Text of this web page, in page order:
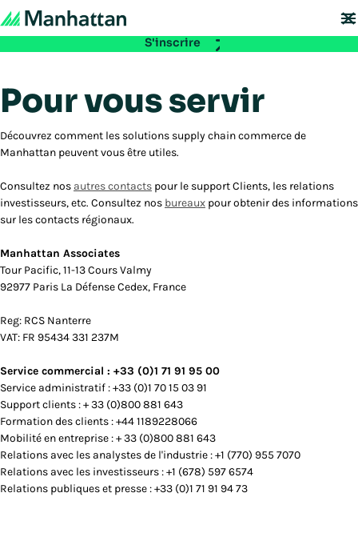
S'inscrire
Pour vous servir
Découvrez comment les solutions supply chain commerce de
Manhattan peuvent vous être utiles.
Consultez nos autres contacts pour le support Clients, les relations
investisseurs, etc. Consultez nos bureaux pour obtenir des informations
sur les contacts régionaux.
Manhattan Associates
Tour Pacific, 11-13 Cours Valmy
92977 Paris La Défense Cedex, France
Reg: RCS Nanterre
VAT: FR 95434 331 237M
Service commercial : +33 (0)1 71 91 95 00
Service administratif : +33 (0)1 70 15 03 91
Support clients : + 33 (0)800 881 643
Formation des clients : +44 1189228066
Mobilité en entreprise : + 33 (0)800 881 643
Relations avec les analystes de l'industrie : +1 (770) 955 7070
Relations avec les investisseurs : +1 (678) 597 6574
Relations publiques et presse : +33 (0)1 71 91 94 73